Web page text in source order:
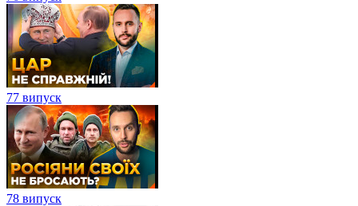
77 випуск
78 випуск